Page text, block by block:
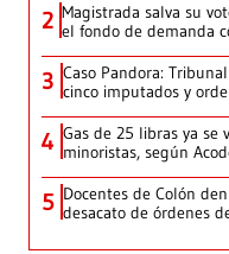
2 Magistrada salva su
el fondo de demanda
3 Caso Pandora:
cinco imputados y
4 Gas de 25 libras ya se
minoristas, según
5 Docentes de Colón
desacato de órdenes